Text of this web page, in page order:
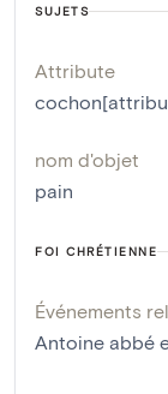
SUJETS
Attribute
nom d'objet
pain
FOI CHRÉTIENNE
Événements
Antoine abbé